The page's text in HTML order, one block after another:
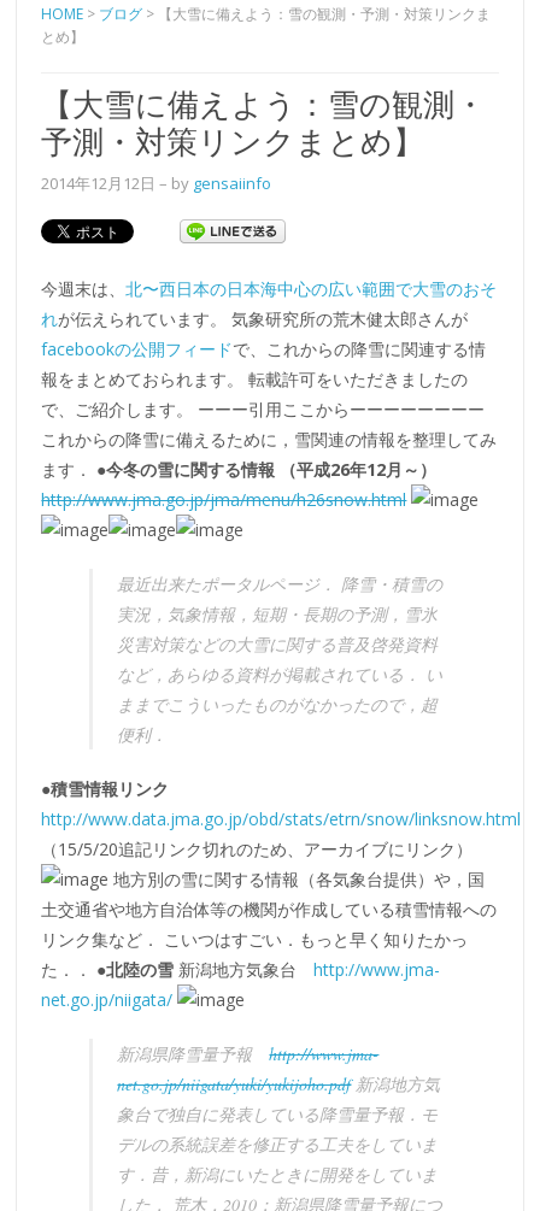
HOME > ブログ > 【大雪に備えよう：雪の観測・予測・対策リンクま
とめ】
【大雪に備えよう：雪の観測・
予測・対策リンクまとめ】
2014年12月12日 – by gensaiinfo
今週末は、北〜西日本の日本海中心の広い範囲で大雪のおそ
れが伝えられています。 気象研究所の荒木健太郎さんが
facebookの公開フィードで、これからの降雪に関連する情
報をまとめておられます。 転載許可をいただきましたの
で、ご紹介します。 ーーー引用ここからーーーーーーーー
これからの降雪に備えるために，雪関連の情報を整理してみ
ます． ●今冬の雪に関する情報 （平成26年12月～）
http://www.jma.go.jp/jma/menu/h26snow.html
最近出来たポータルページ． 降雪・積雪の
実況，気象情報，短期・長期の予測，雪氷
災害対策などの大雪に関する普及啓発資料
など，あらゆる資料が掲載されている． い
ままでこういったものがなかったので，超
便利．
●積雪情報リンク
http://www.data.jma.go.jp/obd/stats/etrn/snow/linksnow.html
（15/5/20追記リンク切れのため、アーカイブにリンク）
地方別の雪に関する情報（各気象台提供）や，国
土交通省や地方自治体等の機関が作成している積雪情報への
リンク集など． こいつはすごい．もっと早く知りたかっ
た．． ●北陸の雪 新潟地方気象台http://www.jma-
net.go.jp/niigata/
新潟県降雪量予報http://www.jma-
net.go.jp/niigata/yuki/yukijoho.pdf新潟地方気
象台で独自に発表している降雪量予報．モ
デルの系統誤差を修正する工夫をしていま
す．昔，新潟にいたときに開発をしていま
した． 荒木，2010：新潟県降雪量予報につ